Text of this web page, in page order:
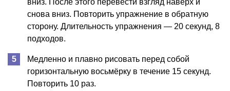
снова вниз. Повторить упражнение в обратную
сторону. Длительность упражнения — 20 секунд, 8
подходов.
Медленно и плавно рисовать перед собой
горизонтальную восьмёрку в течение 15 секунд.
Повторить 10 раз.